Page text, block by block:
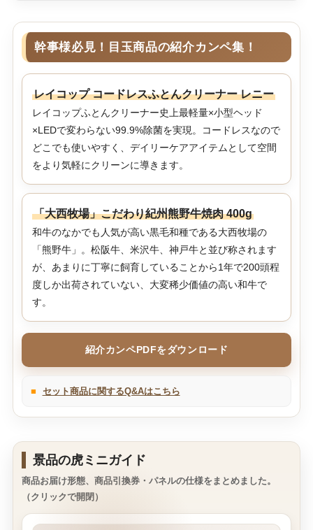
幹事様必見！目玉商品の紹介カンペ集！
レイコップ コードレスふとんクリーナー レニー
レイコップふとんクリーナー史上最軽量×小型ヘッド
×LEDで変わらない99.9%除菌を実現。コードレスなので
どこでも使いやすく、デイリーケアアイテムとして空間
をより気軽にクリーンに導きます。
「大西牧場」こだわり紀州熊野牛焼肉 400g
和牛のなかでも人気が高い黒毛和種である大西牧場の
「熊野牛」。松阪牛、米沢牛、神戸牛と並び称されます
が、あまりに丁寧に飼育していることから1年で200頭程
度しか出荷されていない、大変稀少価値の高い和牛で
す。
紹介カンペPDFをダウンロード
■ セット商品に関するQ&Aはこちら
景品の虎ミニガイド
商品お届け形態、商品引換券・パネルの仕様をまとめました。
（クリックで開閉）